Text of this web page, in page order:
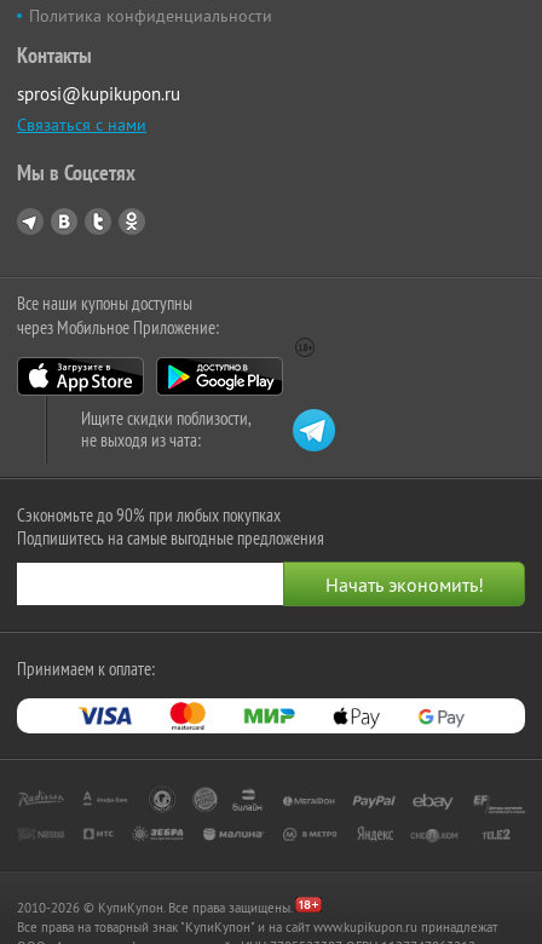
Политика конфиденциальности
Контакты
sprosi@kupikupon.ru
Связаться с нами
Мы в Соцсетях
Все наши купоны доступны
через Мобильное Приложение:
Ищите скидки поблизости,
не выходя из чата:
Сэкономьте до 90% при любых покупках
Подпишитесь на самые выгодные предложения
Принимаем к оплате:
2010-2026 © КупиКупон. Все права защищены.
Все права на товарный знак "КупиКупон" и на сайт www.kupikupon.ru принадлежат